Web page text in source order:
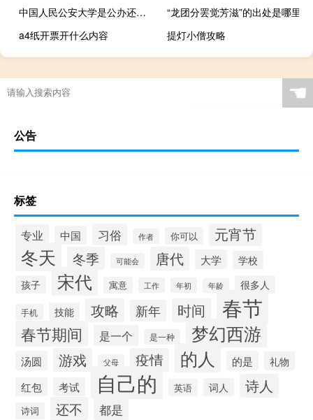
中国人民公安大学是公办还是民办
“龙团分罢觉芳滋”的出处是哪里
a4纸开票开什么内容
提灯小僧攻略
☚
公告
标签
专业 中国 习俗 作者 你可以 元宵节
冬天 冬季 可能会 唐代 大学
学校
孩子
宋代 寓意 工作 年初 年龄 很多人
手机 技能 攻略 新年 时间 春节
春节期间 是一个 是一种 梦幻西游
汤圆 游戏 父母 疫情 的人 的是
礼物
红包
考试 自己的 英语 词人 诗人
诗词 还不 都是